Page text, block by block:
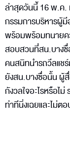
ล่าสุดวันนี้ 16 พ.ค.
กรรมการบริหารผู้มี
พร้อมพร้อมทนายค
สอบสวนที่สน.บางซื่
คนสนิทนำรถวีลแชร์
ยังสน.บางซื่อนั้น ผู้
กังวลใจอะไรหรือไ
ท่าทีนิ่งเฉยและไม่